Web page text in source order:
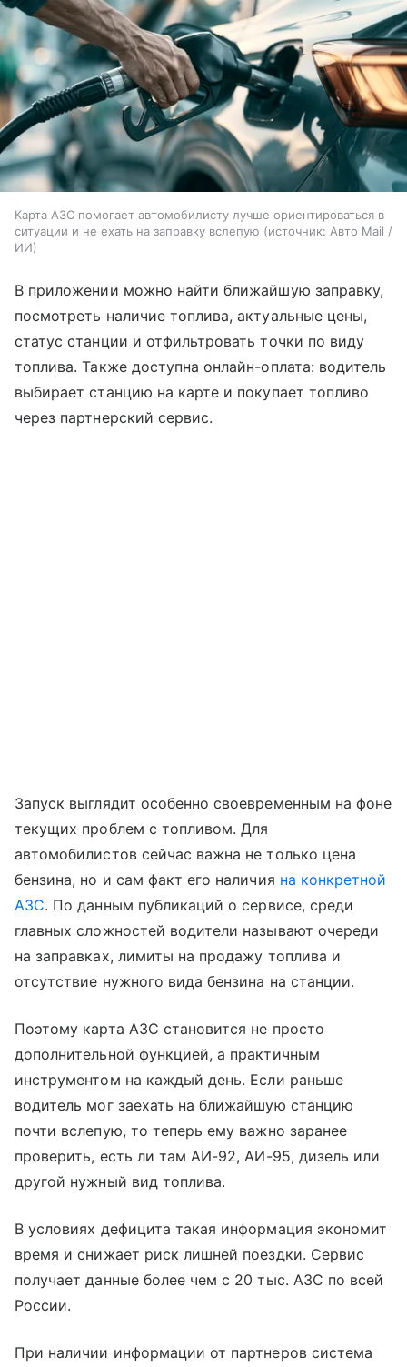
Карта АЗС помогает автомобилисту лучше ориентироваться в
ситуации и не ехать на заправку вслепую
источник: Авто Mail /
ИИ
В приложении можно найти ближайшую заправку,
посмотреть наличие топлива, актуальные цены,
статус станции и отфильтровать точки по виду
топлива. Также доступна онлайн-оплата: водитель
выбирает станцию на карте и покупает топливо
через партнерский сервис.
Запуск выглядит особенно своевременным на фоне
текущих проблем с топливом. Для
автомобилистов сейчас важна не только цена
бензина, но и сам факт его наличия на конкретной
АЗС. По данным публикаций о сервисе, среди
главных сложностей водители называют очереди
на заправках, лимиты на продажу топлива и
отсутствие нужного вида бензина на станции.
Поэтому карта АЗС становится не просто
дополнительной функцией, а практичным
инструментом на каждый день. Если раньше
водитель мог заехать на ближайшую станцию
почти вслепую, то теперь ему важно заранее
проверить, есть ли там АИ-92, АИ-95, дизель или
другой нужный вид топлива.
В условиях дефицита такая информация экономит
время и снижает риск лишней поездки. Сервис
получает данные более чем с 20 тыс. АЗС по всей
России.
При наличии информации от партнеров система